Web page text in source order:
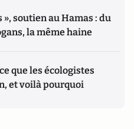
», soutien au Hamas : du
la même haine
que les écologistes
et voilà pourquoi